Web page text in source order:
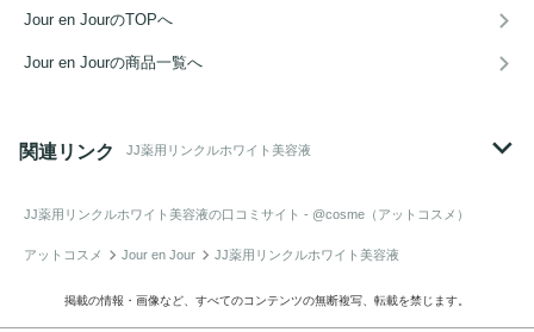
Jour en JourのTOPへ
Jour en Jourの商品一覧へ
関連リンク JJ薬用リンクルホワイト美容液
JJ薬用リンクルホワイト美容液の口コミサイト - @cosme（アットコスメ）
アットコスメ Jour en Jour JJ薬用リンクルホワイト美容液
掲載の情報・画像など、すべてのコンテンツの無断複写、転載を禁じます。